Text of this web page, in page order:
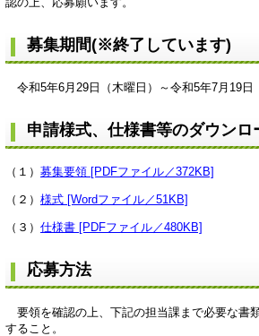
募集期間(※終了しています)
令和5年6月29日（木曜日）～令和5年7月19
申請様式、仕様書等のダウンロ
（１） 募集要領 [PDFファイル／372KB]
（２） 様式 [Wordファイル／51KB]
（３） 仕様書 [PDFファイル／480KB]
応募方法
要領を確認の上、下記の担当課まで必要な書
すること。